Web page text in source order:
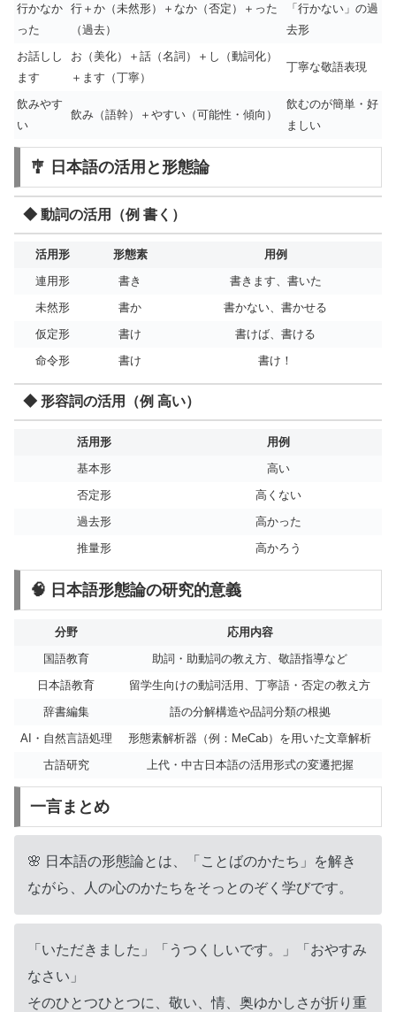
行かなか
った
行＋か（未然形）＋なか（否定）＋った
（過去）
「行かない」の過
去形
お話しし
ます
お（美化）＋話（名詞）＋し（動詞化）
＋ます（丁寧）
丁寧な敬語表現
飲みやす
い
飲み（語幹）＋やすい（可能性・傾向）
飲むのが簡単・好
ましい
🎐 日本語の活用と形態論
◆ 動詞の活用（例 書く）
活用形 形態素
用例
連用形
書き
書きます、書いた
未然形
書か
書かない、書かせる
仮定形
書け
書けば、書ける
命令形
書け 書け！
◆ 形容詞の活用（例 高い）
活用形
用例
基本形
高い
否定形
高くない
過去形
高かった
推量形
高かろう
🧠 日本語形態論の研究的意義
分野
応用内容
国語教育
助詞・助動詞の教え方、敬語指導など
日本語教育
留学生向けの動詞活用、丁寧語・否定の教え方
辞書編集
語の分解構造や品詞分類の根拠
AI・自然言語処理
形態素解析器（例：MeCab）を用いた文章解析
古語研究
上代・中古日本語の活用形式の変遷把握
一言まとめ
🌸 日本語の形態論とは、「ことばのかたち」を解き
ながら、人の心のかたちをそっとのぞく学びです。
「いただきました」「うつくしいです。」「おやすみ
なさい」
そのひとつひとつに、敬い、情、奥ゆかしさが折り重